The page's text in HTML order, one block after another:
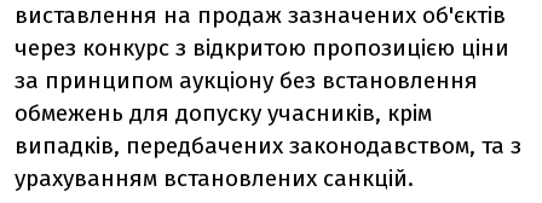
виставлення на продаж зазначених об'єктів
через конкурс з відкритою пропозицією ціни
за принципом аукціону без встановлення
обмежень для допуску учасників, крім
випадків, передбачених законодавством, та з
урахуванням встановлених санкцій.